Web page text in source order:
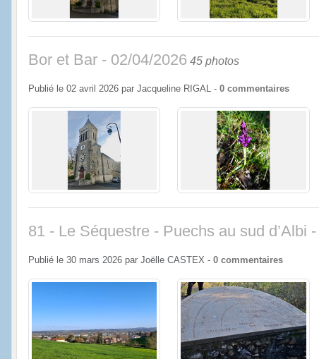
Bor et Bar - 02/04/2026 45 photos
Publié le 02 avril 2026 par Jacqueline RIGAL - 0 commentaires
81 - Le Séquestre - Puechs au sud d’Albi
Publié le 30 mars 2026 par Joëlle CASTEX - 0 commentaires